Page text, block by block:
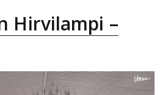
Hirvilampi –